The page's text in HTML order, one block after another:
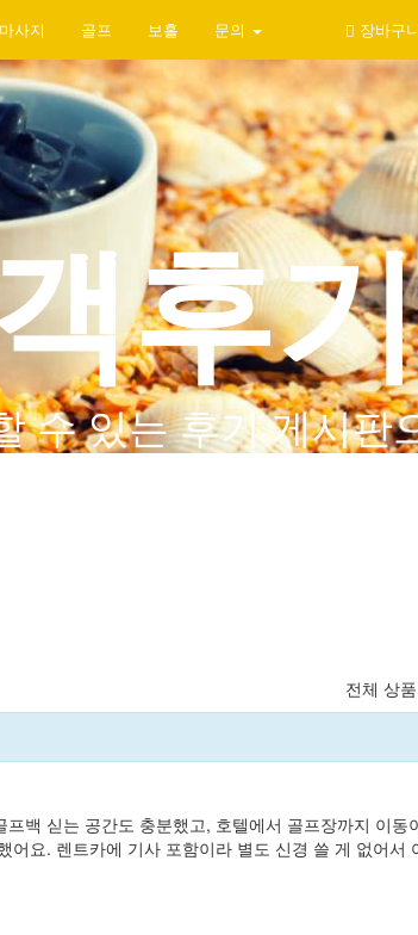
마사지 골프 보홀 문의 장바구니
후기
수 있는 후기 게시판
전체 상
백 싣는 공간도 충분했고, 호텔에서 골프장까지 이
어요. 렌트카에 기사 포함이라 별도 신경 쓸 게 없어서